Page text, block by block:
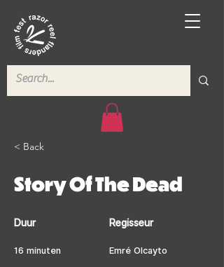
< Back
Story Of The Dead
Duur
16 minuten
Regisseur
Emré Olcayto